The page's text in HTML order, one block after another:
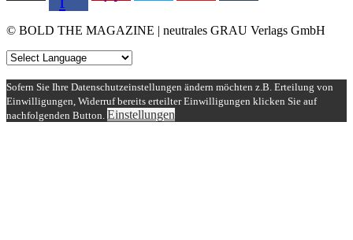
© BOLD THE MAGAZINE | neutrales GRAU Verlags GmbH
Sofern Sie Ihre Datenschutzeinstellungen ändern möchten z.B. Erteilung von
Einwilligungen, Widerruf bereits erteilter Einwilligungen klicken Sie auf
nachfolgenden Button. Einstellungen